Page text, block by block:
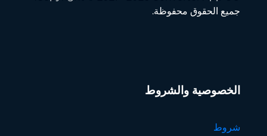
جميع الحقوق محفوظة.
الخصوصية والشروط
شروط